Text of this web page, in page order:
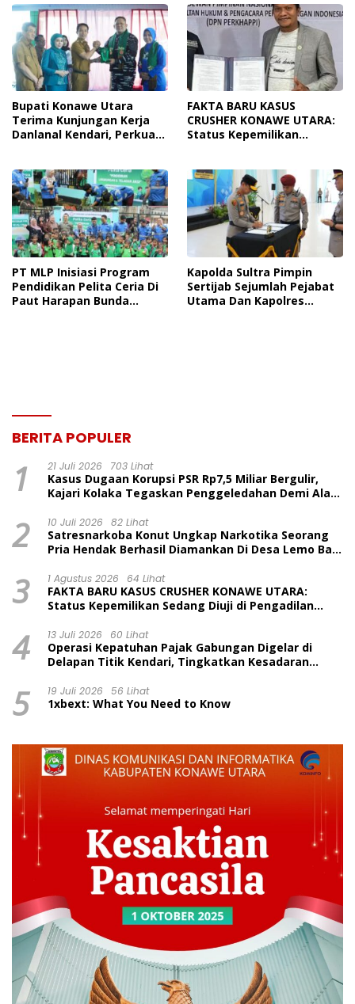
Hidup Sehat
Bupati Konawe Utara
Terima Kunjungan Kerja
Danlanal Kendari, Perkuat
FAKTA BARU KASUS
CRUSHER KONAWE UTARA:
Status Kepemilikan
Tersangka Dr. Ruksamin
Dinilai Prematur
PT MLP Inisiasi Program
Pendidikan Pelita Ceria Di
Paut Harapan Bunda
Kapolda Sultra Pimpin
Sertijab Sejumlah Pejabat
Utama Dan Kapolres
BERITA POPULER
1 21 Juli 2026 703 Lihat
Kasus Dugaan Korupsi PSR Rp7,5 Miliar Bergulir,
Kajari Kolaka Tegaskan Penggeledahan Demi Alat
2 10 Juli 2026 82 Lihat
Satresnarkoba Konut Ungkap Narkotika Seorang
Pria Hendak Berhasil Diamankan Di Desa Lemo Bajo
3 1 Agustus 2026 64 Lihat
FAKTA BARU KASUS CRUSHER KONAWE UTARA:
Status Kepemilikan Sedang Diuji di Pengadilan
Dinilai Prematur
4 13 Juli 2026 60 Lihat
Operasi Kepatuhan Pajak Gabungan Digelar di
Delapan Titik Kendari, Tingkatkan Kesadaran
5 19 Juli 2026 56 Lihat
1xbext: What You Need to Know